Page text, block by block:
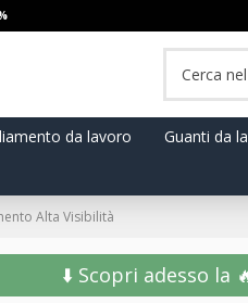
da lavoro Guanti da
Alta Visibilità
⬇️ Scopri adesso la